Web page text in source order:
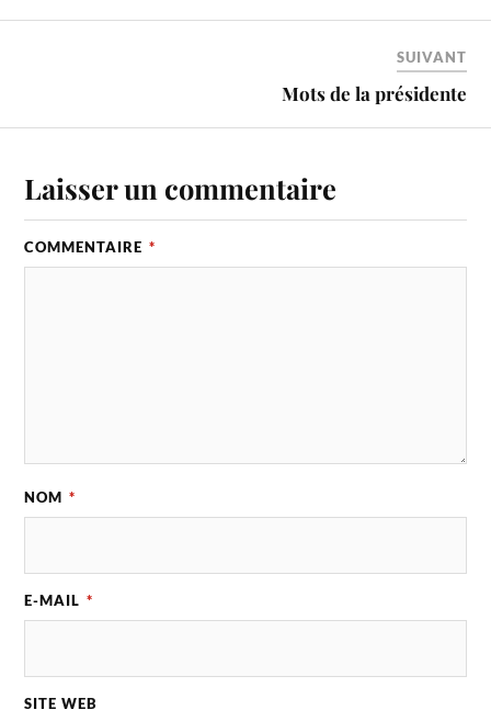
SUIVANT
Mots de la présidente
Laisser un commentaire
COMMENTAIRE *
NOM *
E-MAIL *
SITE WEB